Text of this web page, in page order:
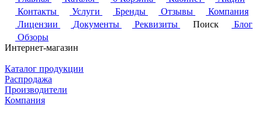
Контакты
Услуги Бренды Отзывы
Компания
Лицензии
Документы Реквизиты Поиск
Блог
Обзоры
Интернет-магазин
Каталог продукции
Распродажа
Производители
Компания